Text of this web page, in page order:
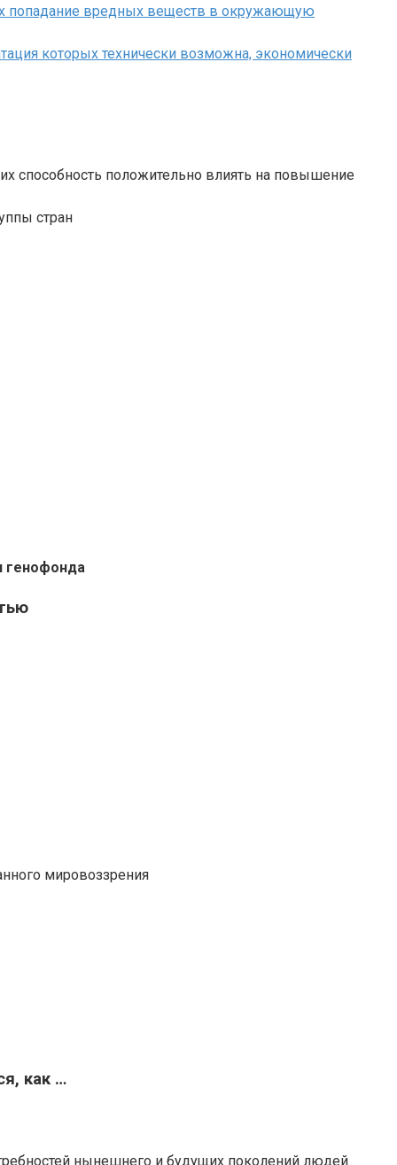
попадание вредных веществ в окружающую
которых технически возможна, экономически
способность положительно влиять на повышение
стран
генофонда
мировоззрения
как …
нынешнего и будущих поколений людей